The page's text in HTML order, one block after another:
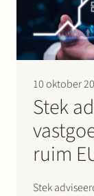
10 oktober
Stek
ruim
Stek